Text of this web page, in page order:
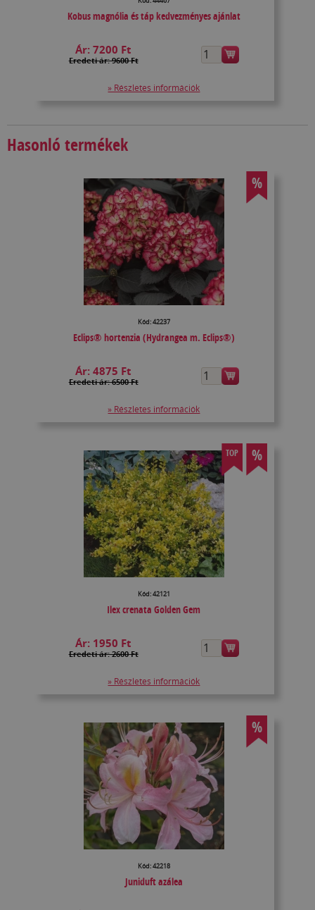
Kobus magnólia és táp kedvezményes ajánlat
Ár:7200 Ft
Eredeti ár: 9600 Ft
» Részletes információk
Hasonló termékek
%
Kód: 42237
Eclips® hortenzia (Hydrangea m. Eclips®)
Ár:4875 Ft
Eredeti ár: 6500 Ft
» Részletes információk
TOP %
Kód: 42121
Ilex crenata Golden Gem
Ár: 1950 Ft
Eredeti ár: 2600 Ft
» Részletes információk
%
Kód: 42218
Juniduft azálea